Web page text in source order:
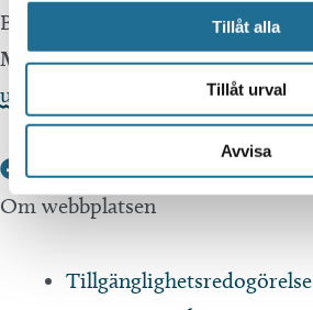
Tillåt alla
Tillåt urval
Avvisa
Besöksservice 0141 - 10 1 2 05
Mail
upplev@motala.se
Om webbplatsen
Tillgänglighetsredogörelse